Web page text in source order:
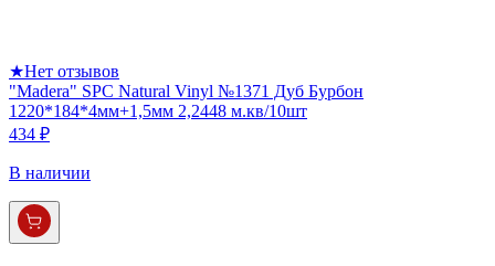
★Нет отзывов
"Madera" SPC Natural Vinyl №1371 Дуб Бурбон
1220*184*4мм+1,5мм 2,2448 м.кв/10шт
434 ₽
В наличии